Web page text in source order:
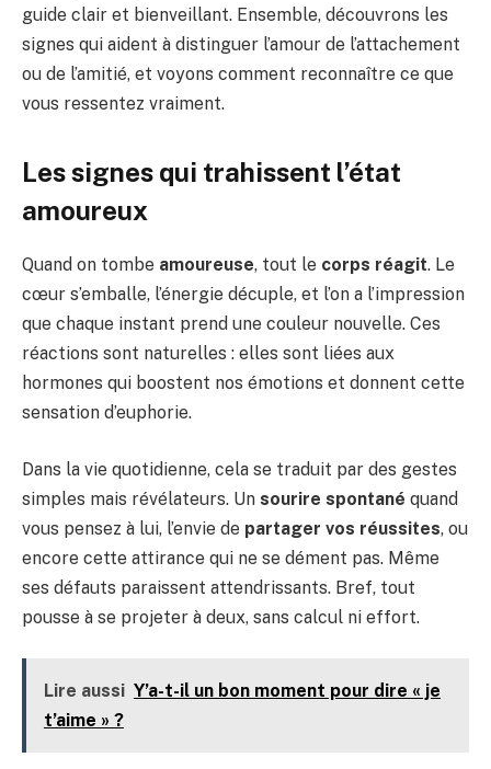
guide clair et bienveillant. Ensemble, découvrons les
signes qui aident à distinguer l’amour de l’attachement
ou de l’amitié, et voyons comment reconnaître ce que
vous ressentez vraiment.
Les signes qui trahissent l’état
amoureux
Quand on tombe amoureuse, tout le corps réagit. Le
cœur s’emballe, l’énergie décuple, et l’on a l’impression
que chaque instant prend une couleur nouvelle. Ces
réactions sont naturelles : elles sont liées aux
hormones qui boostent nos émotions et donnent cette
sensation d’euphorie.
Dans la vie quotidienne, cela se traduit par des gestes
simples mais révélateurs. Un sourire spontané quand
vous pensez à lui, l’envie de partager vos réussites, ou
encore cette attirance qui ne se dément pas. Même
ses défauts paraissent attendrissants. Bref, tout
pousse à se projeter à deux, sans calcul ni effort.
Lire aussi Y’a-t-il un bon moment pour dire « je
t’aime » ?